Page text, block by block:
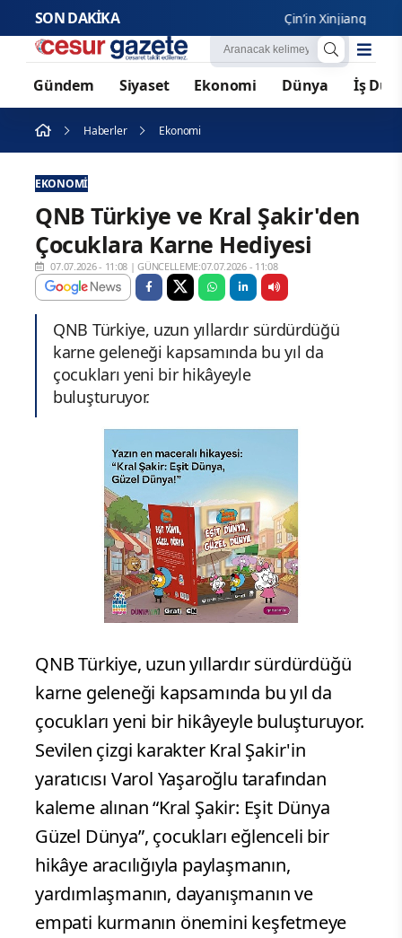
SON DAKİKA Çin’in Xinjiang Uygur
Gündem Siyaset Ekonomi Dünya İş
Haberler Ekonomi
EKONOMI
QNB Türkiye ve Kral Şakir'den
Çocuklara Karne Hediyesi
07.07.2026 - 11:08 |GÜNCELLEME:07.07.2026 - 11:08
QNB Türkiye, uzun yıllardır sürdürdüğü
karne geleneği kapsamında bu yıl da
çocukları yeni bir hikâyeyle
buluşturuyor.
QNB Türkiye, uzun yıllardır sürdürdüğü
karne geleneği kapsamında bu yıl da
çocukları yeni bir hikâyeyle buluşturuyor.
Sevilen çizgi karakter Kral Şakir'in
yaratıcısı Varol Yaşaroğlu tarafından
kaleme alınan “Kral Şakir: Eşit Dünya
Güzel Dünya”, çocukları eğlenceli bir
hikâye aracılığıyla paylaşmanın,
yardımlaşmanın, dayanışmanın ve
empati kurmanın önemini keşfetmeye